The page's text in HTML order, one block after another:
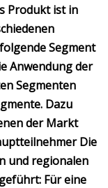
Produkt ist in
Segment
Anwendung der
Segmenten
Dazu
der Markt
Die
und regionalen
Für eine